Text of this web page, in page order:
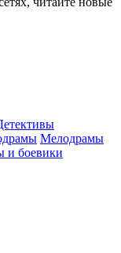
Мелодрамы
и боевики